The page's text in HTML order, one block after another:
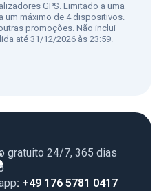
GPS. Limitado a uma
um máximo de 4 dispositivos.
promoções. Não inclui
até 31/12/2026 às 23:59.
gratuito 24/7, 365 dias
: +49 176 5781 0417